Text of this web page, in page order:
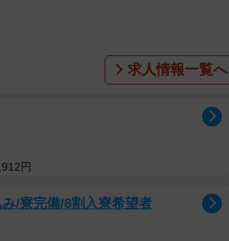
けてもらう」という、ひと言とともに
別の家族の手や腕の上に乗せられてい
がありありと伝わってきます。
といいます。 牛舎で飼育されていたお
お迎えされるまでの経緯については以
求人情報一覧へ
円
/寮完備/8割入寮希望者